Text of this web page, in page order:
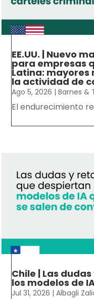
EE.UU. | Nuevo
para empresas
Latina: mayores
la actividad de
Ago 5, 2026 |Barnes &
El endurecimiento
Chile | Las
los modelos de
Jul 31, 2026 |Albagli